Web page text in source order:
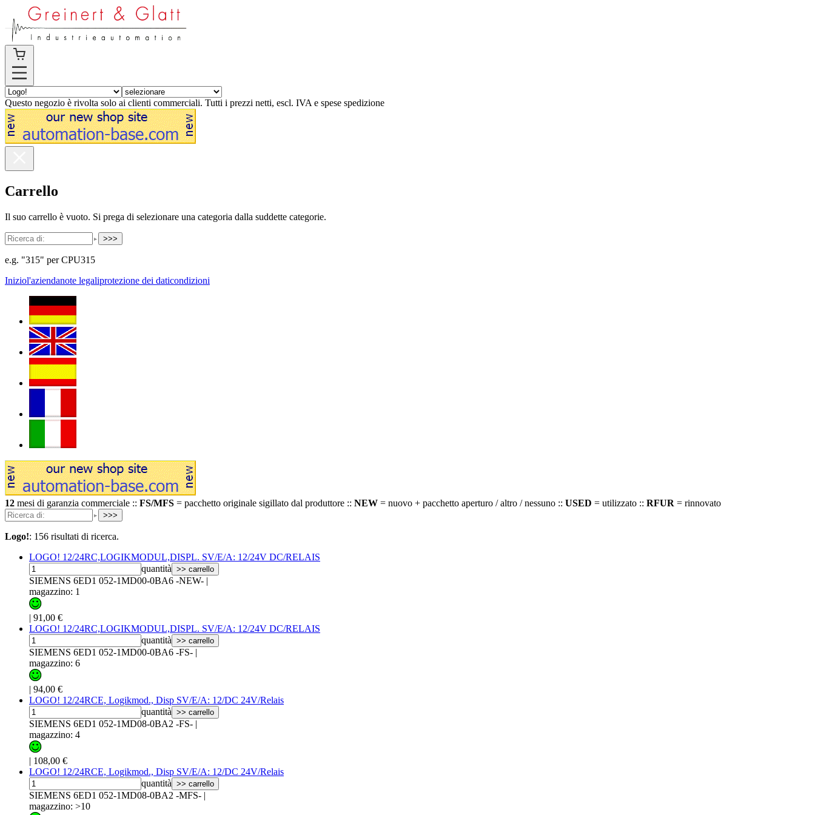
Questo negozio è rivolta solo ai clienti commerciali. Tutti i prezzi netti, escl. IVA e spese spedizione
Carrello
Il suo carrello è vuoto. Si prega di selezionare una categoria dalla suddette categorie.
>>>
e.g. "315" per CPU315
Iniziol'aziendanote legaliprotezione dei daticondizioni
12 mesi di garanzia commerciale :: FS/MFS = pacchetto originale sigillato dal produttore :: NEW = nuovo + pacchetto aperturo / altro / nessuno :: USED = utilizzato :: RFUR = rinnovato
>>>
Logo!: 156 risultati di ricerca.
LOGO! 12/24RC,LOGIKMODUL,DISPL. SV/E/A: 12/24V DC/RELAIS
quantità >> carrello
SIEMENS 6ED1 052-1MD00-0BA6 -NEW- |
magazzino: 1
| 91,00 €
LOGO! 12/24RC,LOGIKMODUL,DISPL. SV/E/A: 12/24V DC/RELAIS
quantità >> carrello
SIEMENS 6ED1 052-1MD00-0BA6 -FS- |
magazzino: 6
| 94,00 €
LOGO! 12/24RCE, Logikmod., Disp SV/E/A: 12/DC 24V/Relais
quantità >> carrello
SIEMENS 6ED1 052-1MD08-0BA2 -FS- |
magazzino: 4
| 108,00 €
LOGO! 12/24RCE, Logikmod., Disp SV/E/A: 12/DC 24V/Relais
quantità >> carrello
SIEMENS 6ED1 052-1MD08-0BA2 -MFS- |
magazzino: >10